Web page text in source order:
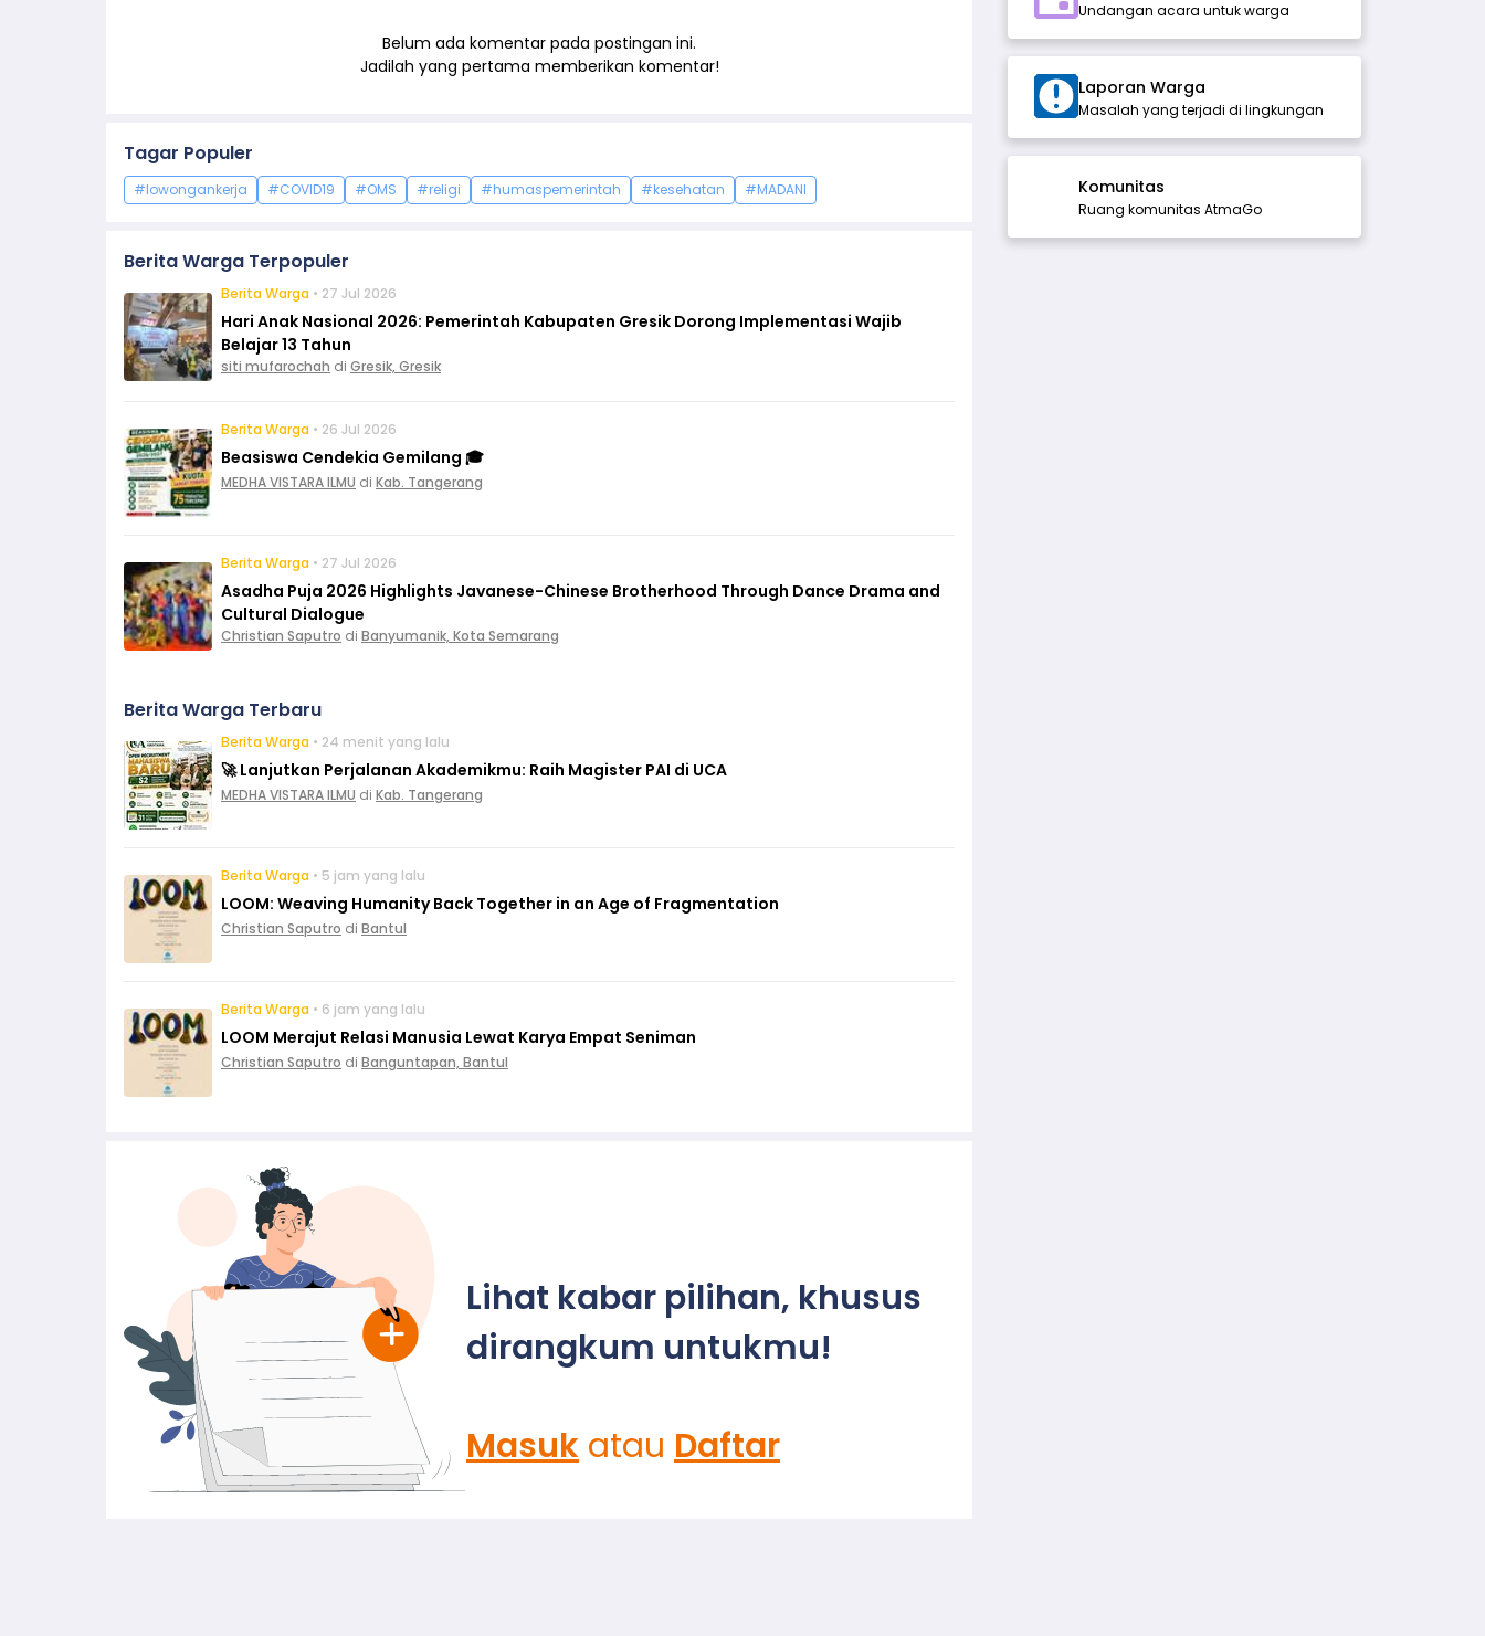
Belum ada komentar pada postingan ini.
Jadilah yang pertama memberikan komentar!
Tagar Populer
#lowongankerja #COVID19 #OMS #religi #humaspemerintah #kesehatan #MADANI
Berita Warga Terpopuler
Berita Warga • 27 Jul 2026
Hari Anak Nasional 2026: Pemerintah Kabupaten Gresik Dorong Implementasi Wajib
Belajar 13 Tahun
siti mufarochah di Gresik, Gresik
Berita Warga • 26 Jul 2026
Beasiswa Cendekia Gemilang 🎓
MEDHA VISTARA ILMU di Kab. Tangerang
Berita Warga • 27 Jul 2026
Asadha Puja 2026 Highlights Javanese-Chinese Brotherhood Through Dance Drama and
Cultural Dialogue
Christian Saputro di Banyumanik, Kota Semarang
Berita Warga Terbaru
Berita Warga • 24 menit yang lalu
🚀 Lanjutkan Perjalanan Akademikmu: Raih Magister PAI di UCA
MEDHA VISTARA ILMU di Kab. Tangerang
Berita Warga • 5 jam yang lalu
LOOM: Weaving Humanity Back Together in an Age of Fragmentation
Christian Saputro di Bantul
Berita Warga • 6 jam yang lalu
LOOM Merajut Relasi Manusia Lewat Karya Empat Seniman
Christian Saputro di Banguntapan, Bantul
Lihat kabar pilihan, khusus
dirangkum untukmu!
Masuk atau Daftar
Undangan acara untuk warga
Laporan Warga
Masalah yang terjadi di lingkungan
Komunitas
Ruang komunitas AtmaGo